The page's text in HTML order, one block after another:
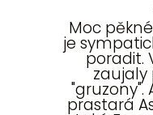
Moc
je
poradit.
prastará